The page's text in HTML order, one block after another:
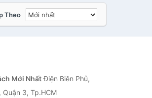
Theo
Mới NhấtĐiện Biên Phủ,
Quận 3, Tp.HCM